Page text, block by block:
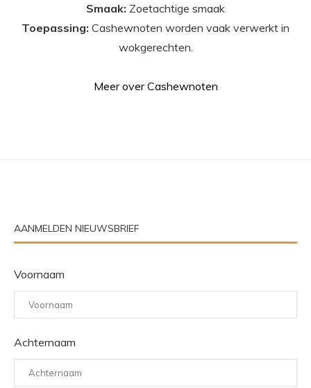
Smaak: Zoetachtige smaak
Toepassing: Cashewnoten worden vaak verwerkt in
wokgerechten.
Meer over Cashewnoten
AANMELDEN NIEUWSBRIEF
Voornaam
Achternaam